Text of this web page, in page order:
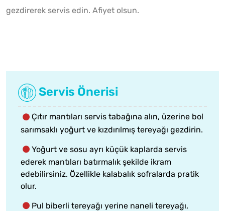
gezdirerek servis edin. Afiyet olsun.
Servis Önerisi
Çıtır mantıları servis tabağına alın, üzerine bol
sarımsaklı yoğurt ve kızdırılmış tereyağı gezdirin.
Yoğurt ve sosu ayrı küçük kaplarda servis
ederek mantıları batırmalık şekilde ikram
edebilirsiniz. Özellikle kalabalık sofralarda pratik
olur.
Pul biberli tereyağı yerine naneli tereyağı,